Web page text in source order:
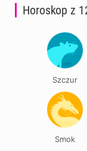
Horoskop z
Szczur
Smok